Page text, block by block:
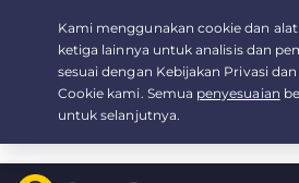
Your choice: The Best Dealfor
/month